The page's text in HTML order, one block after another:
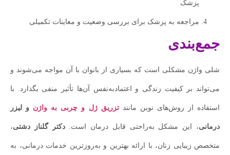
پزشک
مراجعه به پزشک برای بررسی وضعیت و معاینات تکمیلی
جمع‌بندی
شلی واژن مشکلی است که بسیاری از بانوان با آن مواجه می‌شوند و
می‌تواند بر کیفیت زندگی و اعتمادبه‌نفس آن‌ها تأثیر منفی بگذارد. با
استفاده از روش‌های نوین مانندتزریق ژل و چربی به واژن و لیزر
درمانی، این مشکل به‌راحتی قابل درمان است.دکتر گلناز دشتی،
متخصص زیبایی زنان، با ارائه بهترین و به‌روزترین خدمات درمانی، به